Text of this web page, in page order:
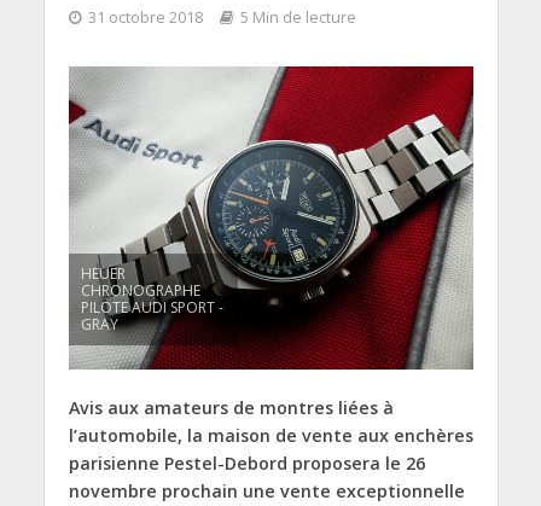
31 octobre 2018 5 Min de lecture
HEUER
CHRONOGRAPHE
PILOTE AUDI SPORT -
GRAY
Avis aux amateurs de montres liées à
l’automobile, la maison de vente aux enchères
parisienne Pestel-Debord proposera le 26
novembre prochain une vente exceptionnelle